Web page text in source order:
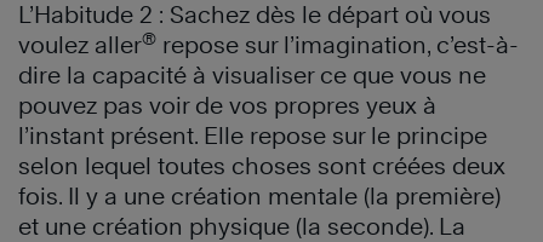
L’Habitude 2 : Sachez dès le départ où vous
voulez aller® repose sur l’imagination, c’est-à-
dire la capacité à visualiser ce que vous ne
pouvez pas voir de vos propres yeux à
l’instant présent. Elle repose sur le principe
selon lequel toutes choses sont créées deux
fois. Il y a une création mentale (la première)
et une création physique (la seconde). La